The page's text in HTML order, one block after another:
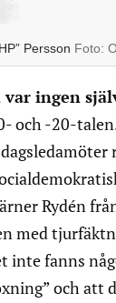
Persson Foto:
var ingen
och -20-
Rydén
med
inte fanns
och att